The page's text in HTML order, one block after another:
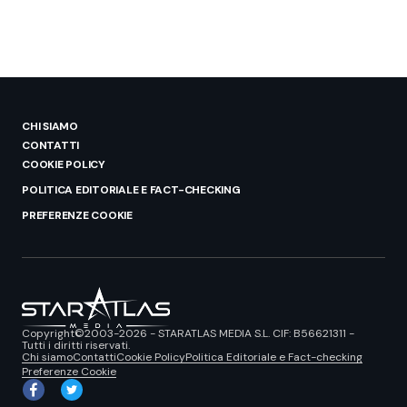
CHI SIAMO
CONTATTI
COOKIE POLICY
POLITICA EDITORIALE E FACT-CHECKING
PREFERENZE COOKIE
Copyright©2003-2026 - STARATLAS MEDIA S.L. CIF: B56621311 -
Tutti i diritti riservati.
Chi siamoContattiCookie PolicyPolitica Editoriale e Fact-checking
Preferenze Cookie